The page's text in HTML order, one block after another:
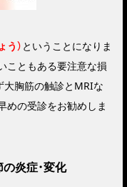
う） ということになりま
こともある要注意な損
大胸筋の触診とMRIな
めの受診をお勧めしま
炎症・変化